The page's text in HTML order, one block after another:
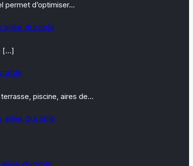
permet d’optimiser…
allée durable
[…]
piscine, aires de…
allée durable